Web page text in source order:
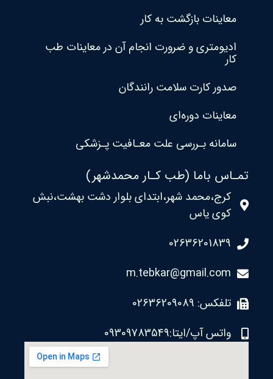
معاینات بازگشت به کار
ادیومتری و ضرورت انجام آن در معاینات طب
کار
صدور کارت سلامت رانندگان
معاینات دوره‌ای
سامانه بـررسی علت معـافیت پـزشکی
تمـاس باما (طب کـار محمدشهر)
کرج،محمد شهر،ابتدای بلوار دشت بهشت،نبش
کوی یاس
02636201839
m.tebkar@gmail.com
تلفکس: 02636209089
واتس آپ/ایتا:09309783549